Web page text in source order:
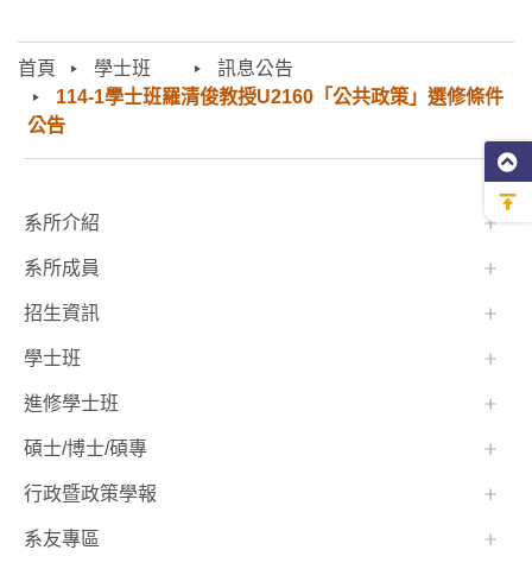
首頁 學士班⠀⠀
訊息公告
114-1學士班羅清俊教授U2160「公共政策」選修條件
公告
:::
系所介紹
系所成員
招生資訊
學士班⠀⠀
進修學士班
碩士/博士/碩專
行政暨政策學報
系友專區